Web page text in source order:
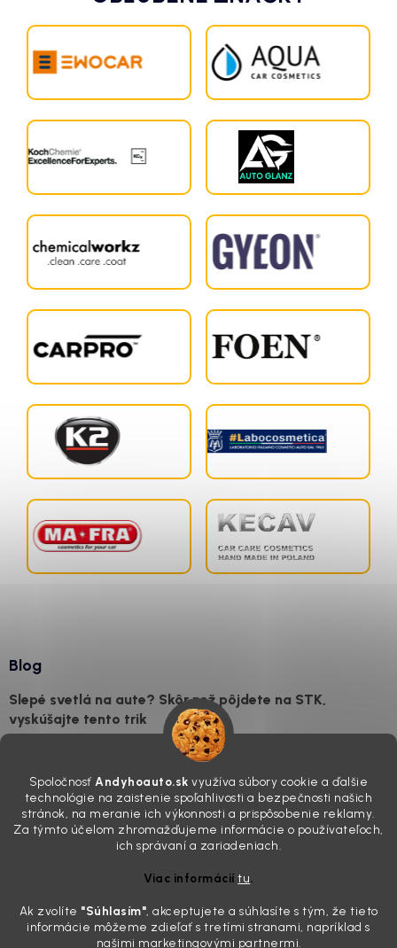
Spoločnosť Andyhoauto.sk využíva súbory cookie a ďalšie
technológie na zaistenie spoľahlivosti a bezpečnosti našich
stránok, na meranie ich výkonnosti a prispôsobenie reklamy.
Za týmto účelom zhromažďujeme informácie o používateľoch,
ich správaní a zariadeniach.
Viac informáciítu.
Ak zvolíte "Súhlasím", akceptujete a súhlasíte s tým, že tieto
informácie môžeme zdieľať s tretími stranami, napríklad s
našimi marketingovými partnermi.
Blog
Slepé svetlá na aute? Skôr než pôjdete na STK,
vyskúšajte tento trik
skutočnosti je? Často za to môžu práve „slepé“ svetlomety. Ten
mliečny, drsný povrch nie je len estetická vada. Keď slnko a soľ urobia
svoje, plexisklo začne svetlo rozptyľovať namiesto to...
Zabudnite na handru. Ak chcete mať auto naozaj čisté,
Poznáte ten moment. Vonku svieti slnko, vy sedíte v čerstvo
„upratanom“ aute, no pri pohľade na palubnú dosku vás ide poraziť. V